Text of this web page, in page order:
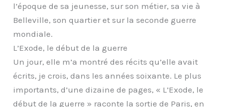
l’époque de sa jeunesse, sur son métier, sa vie à
Belleville, son quartier et sur la seconde guerre
mondiale.
L’Exode, le début de la guerre
Un jour, elle m’a montré des récits qu’elle avait
écrits, je crois, dans les années soixante. Le plus
importants, d’une dizaine de pages, « L’Exode, le
début de la guerre » raconte la sortie de Paris, en